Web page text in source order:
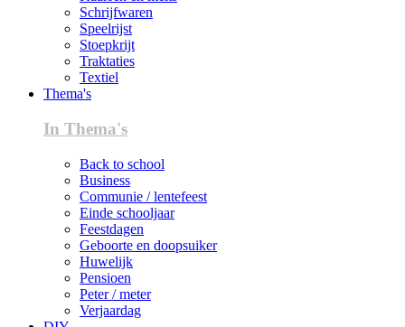
Schrijfwaren
Speelrijst
Stoepkrijt
Traktaties
Textiel
Thema's
In Thema's
Back to school
Business
Communie / lentefeest
Einde schooljaar
Feestdagen
Geboorte en doopsuiker
Huwelijk
Pensioen
Peter / meter
Verjaardag